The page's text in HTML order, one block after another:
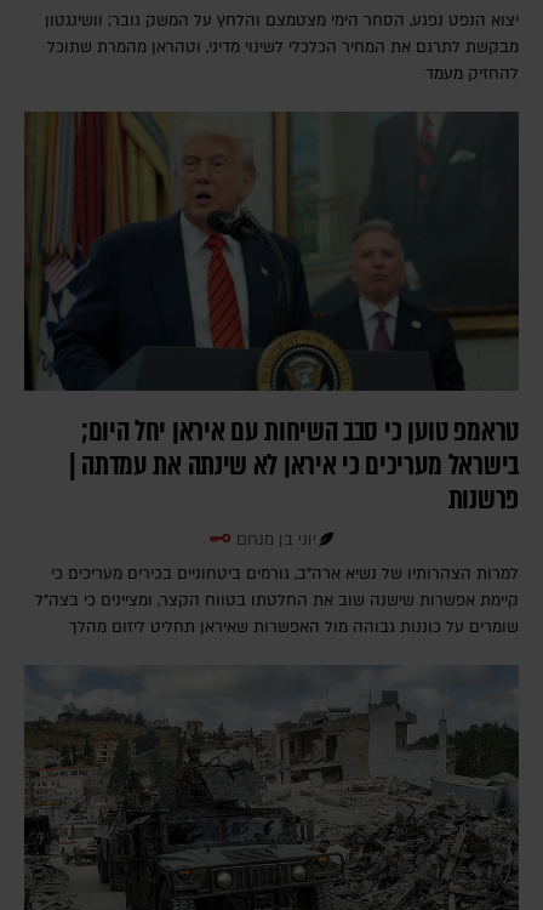
יצוא הנפט נפגע, הסחר הימי מצטמצם והלחץ על המשק גובר; וושינגטון
מבקשת לתרגם את המחיר הכלכלי לשינוי מדיני, וטהראן מהמרת שתוכל
להחזיק מעמד
טראמפ טוען כי סבב השיחות עם איראן יחל היום;
בישראל מעריכים כי איראן לא שינתה את עמדתה |
פרשנות
יוני בן מנחם
למרות הצהרותיו של נשיא ארה"ב, גורמים ביטחוניים בכירים מעריכים כי
קיימת אפשרות שישנה שוב את החלטתו בטווח הקצר, ומציינים כי בצה"ל
שומרים על כוננות גבוהה מול האפשרות שאיראן תחליט ליזום מהלך